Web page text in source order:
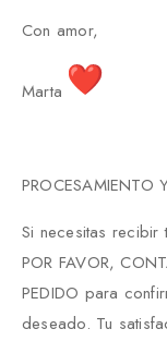
Con amor,
Marta
PROCESAMIENTO
Si necesitas
POR FAVOR,
PEDIDO para
deseado. Tu